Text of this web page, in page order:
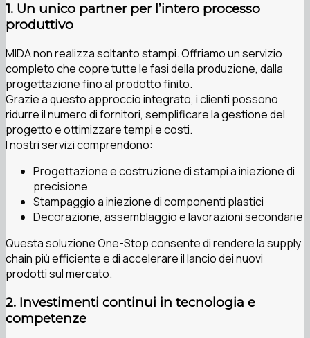
1. Un unico partner per l’intero processo
produttivo
MIDA non realizza soltanto stampi. Offriamo un servizio
completo che copre tutte le fasi della produzione, dalla
progettazione fino al prodotto finito.
Grazie a questo approccio integrato, i clienti possono
ridurre il numero di fornitori, semplificare la gestione del
progetto e ottimizzare tempi e costi.
I nostri servizi comprendono:
Progettazione e costruzione di stampi a iniezione di
precisione
Stampaggio a iniezione di componenti plastici
Decorazione, assemblaggio e lavorazioni secondarie
Questa soluzione One-Stop consente di rendere la supply
chain più efficiente e di accelerare il lancio dei nuovi
prodotti sul mercato.
2. Investimenti continui in tecnologia e
competenze